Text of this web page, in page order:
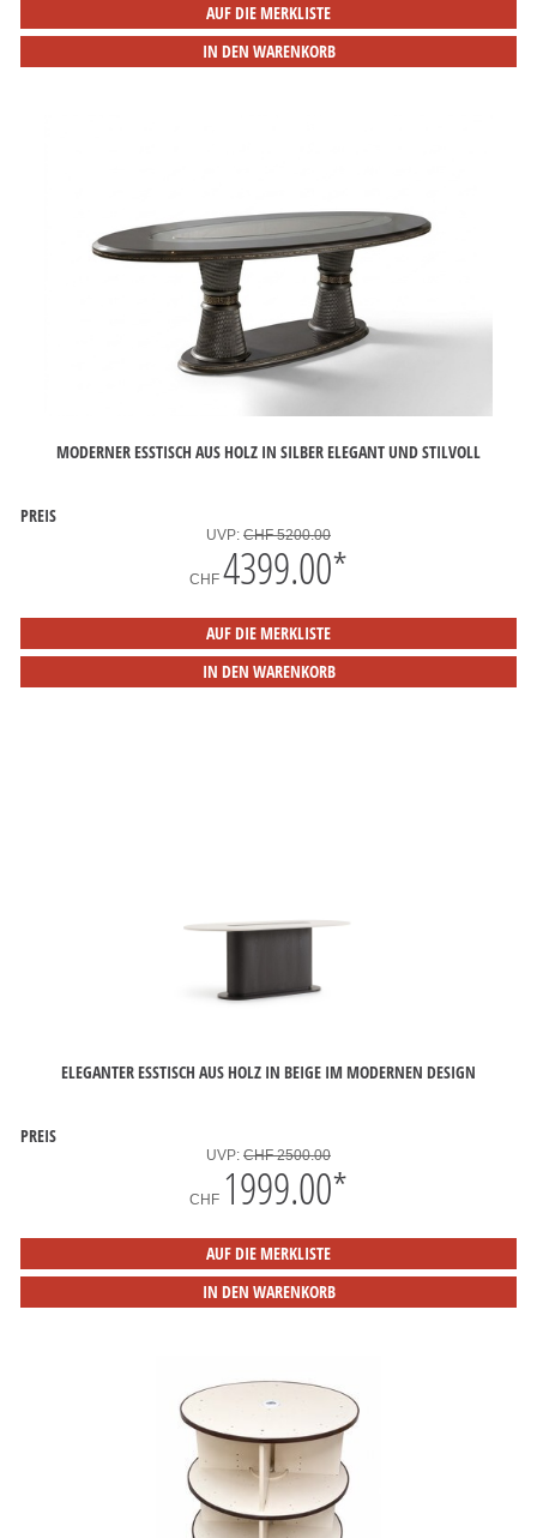
AUF DIE MERKLISTE
IN DEN WARENKORB
MODERNER ESSTISCH AUS HOLZ IN SILBER ELEGANT UND STILVOLL
PREIS
UVP: CHF 5200.00
CHF 4399.00*
AUF DIE MERKLISTE
IN DEN WARENKORB
ELEGANTER ESSTISCH AUS HOLZ IN BEIGE IM MODERNEN DESIGN
PREIS
UVP: CHF 2500.00
CHF 1999.00*
AUF DIE MERKLISTE
IN DEN WARENKORB